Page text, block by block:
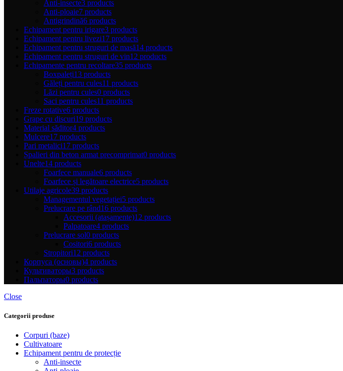
Anti-insecte3 products
Anti-ploaie7 products
Antigrindină6 products
Echipament pentru irigare3 products
Echipament pentru livezi17 products
Echipament pentru struguri de masă14 products
Echipament pentru struguri de vin12 products
Echipamente pentru recoltare35 products
Boxpaleți13 products
Găleți pentru cules11 products
Lăzi pentru cules0 products
Saci pentru cules11 products
Freze rotative6 products
Grape cu discuri19 products
Material săditor4 products
Mulcere17 products
Pari metalici17 products
Șpalieri din beton armat precomprimat0 products
Unelte14 products
Foarfece manuale6 products
Foarfece și legătoare electrice5 products
Utilaje agricole39 products
Managementul vegetației5 products
Prelucrare pe rând16 products
Accesorii (atașamente)12 products
Palpatoare4 products
Prelucrare sol0 products
Cositori6 products
Stropitori12 products
Корпуса (основы)4 products
Культиваторы3 products
Пальпаторы0 products
Close
Categorii produse
Corpuri (baze)
Cultivatoare
Echipament pentru de protecție
Anti-insecte